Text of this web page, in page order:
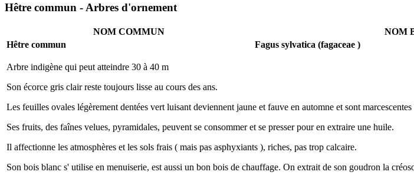
Hêtre commun - Arbres d'ornement
NOM COMMUN
NOM
Hêtre commun
Fagus sylvatica (fagaceae )
Arbre indigène qui peut atteindre 30 à 40 m
Son écorce gris clair reste toujours lisse au cours des ans.
Les feuilles ovales légèrement dentées vert luisant deviennent jaune et fauve en automne et sont
Ses fruits, des faînes velues, pyramidales, peuvent se consommer et se presser pour en extraire une huile.
Il affectionne les atmosphères et les sols frais ( mais pas asphyxiants ), riches, pas trop calcaire.
Son bois blanc s' utilise en menuiserie, est aussi un bon bois de chauffage. On extrait de son goudron la